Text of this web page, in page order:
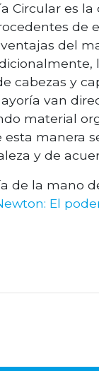
Circular es
de
del
cabezas y
van
material
esta manera
y de
de la mano
El